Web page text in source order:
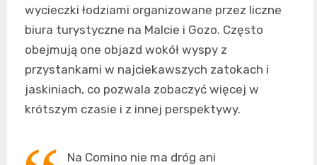
wycieczki łodziami organizowane przez liczne
biura turystyczne na Malcie i Gozo. Często
obejmują one objazd wokół wyspy z
przystankami w najciekawszych zatokach i
jaskiniach, co pozwala zobaczyć więcej w
krótszym czasie i z innej perspektywy.
Na Comino nie ma dróg ani